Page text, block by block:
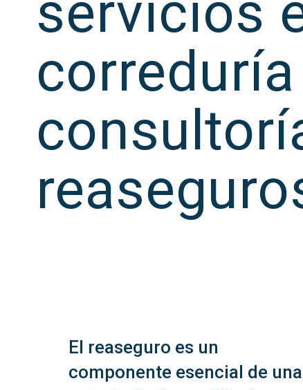
servicios
El reaseguro es un
componente esencial de una